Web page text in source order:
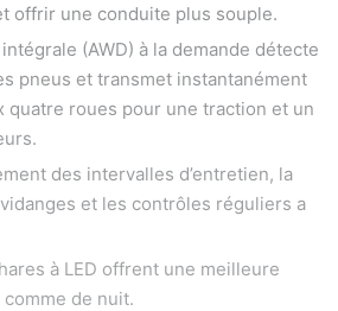
offrir une conduite plus souple.
(AWD) à la demande détecte
pneus et transmet instantanément
quatre roues pour une traction et un
des intervalles d’entretien, la
et les contrôles réguliers a
à LED offrent une meilleure
de nuit.